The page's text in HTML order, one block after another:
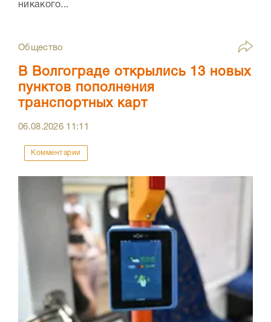
никакого...
Общество
В Волгограде открылись 13 новых
пунктов пополнения
транспортных карт
06.08.2026 11:11
Комментарии